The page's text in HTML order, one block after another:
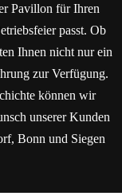
Pavillon für Ihren
passt. Ob
Ihnen nicht nur ein
zur Verfügung.
können wir
unserer Kunden
Bonn und Siegen